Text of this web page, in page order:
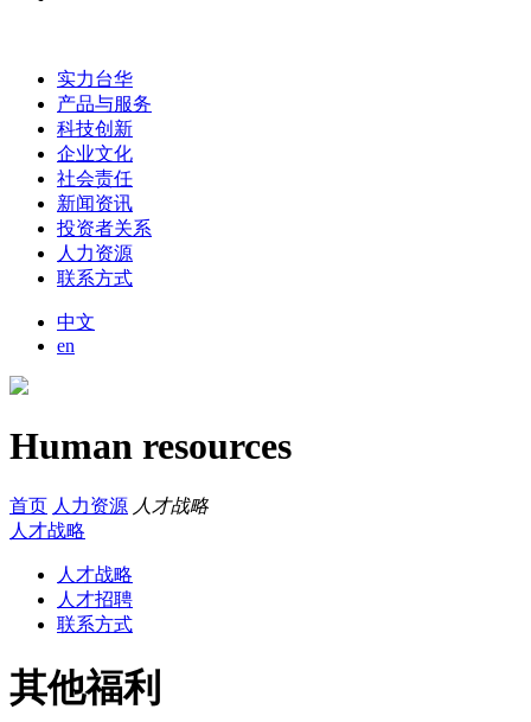
实力台华
产品与服务
科技创新
企业文化
社会责任
新闻资讯
投资者关系
人力资源
联系方式
中文
en
Human resources
首页 人力资源 人才战略
人才战略
人才战略
人才招聘
联系方式
其他福利